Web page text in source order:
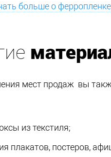
больше о ферропленке
мест продаж вы
из текстиля;
плакатов, постеров,